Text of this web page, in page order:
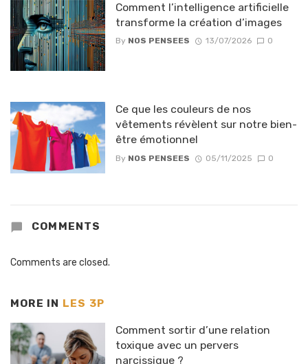
Comment l’intelligence artificielle
transforme la création d’images
By NOS PENSEES 13/07/2026 0
Ce que les couleurs de nos
vêtements révèlent sur notre bien-
être émotionnel
By NOS PENSEES 05/11/2025 0
COMMENTS
Comments are closed.
MORE IN LES 3P
Comment sortir d’une relation
toxique avec un pervers
narcissique ?